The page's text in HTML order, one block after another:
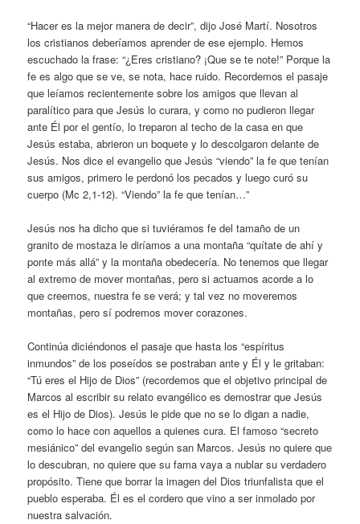
“Hacer es la mejor manera de decir”, dijo José Martí. Nosotros
los cristianos deberíamos aprender de ese ejemplo. Hemos
escuchado la frase: “¿Eres cristiano? ¡Que se te note!” Porque la
fe es algo que se ve, se nota, hace ruido. Recordemos el pasaje
que leíamos recientemente sobre los amigos que llevan al
paralítico para que Jesús lo curara, y como no pudieron llegar
ante Él por el gentío, lo treparon al techo de la casa en que
Jesús estaba, abrieron un boquete y lo descolgaron delante de
Jesús. Nos dice el evangelio que Jesús “viendo” la fe que tenían
sus amigos, primero le perdonó los pecados y luego curó su
cuerpo (Mc 2,1-12). “Viendo” la fe que tenían…”
Jesús nos ha dicho que si tuviéramos fe del tamaño de un
granito de mostaza le diríamos a una montaña “quítate de ahí y
ponte más allá” y la montaña obedecería. No tenemos que llegar
al extremo de mover montañas, pero si actuamos acorde a lo
que creemos, nuestra fe se verá; y tal vez no moveremos
montañas, pero sí podremos mover corazones.
Continúa diciéndonos el pasaje que hasta los “espíritus
inmundos” de los poseídos se postraban ante y Él y le gritaban:
“Tú eres el Hijo de Dios” (recordemos que el objetivo principal de
Marcos al escribir su relato evangélico es demostrar que Jesús
es el Hijo de Dios). Jesús le pide que no se lo digan a nadie,
como lo hace con aquellos a quienes cura. El famoso “secreto
mesiánico” del evangelio según san Marcos. Jesús no quiere que
lo descubran, no quiere que su fama vaya a nublar su verdadero
propósito. Tiene que borrar la imagen del Dios triunfalista que el
pueblo esperaba. Él es el cordero que vino a ser inmolado por
nuestra salvación.